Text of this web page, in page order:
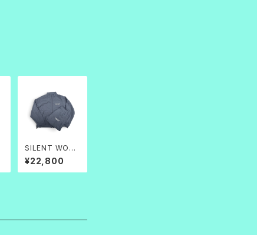
SILENT WORK
_Water Repell
ent Track Jac
ket
¥22,800